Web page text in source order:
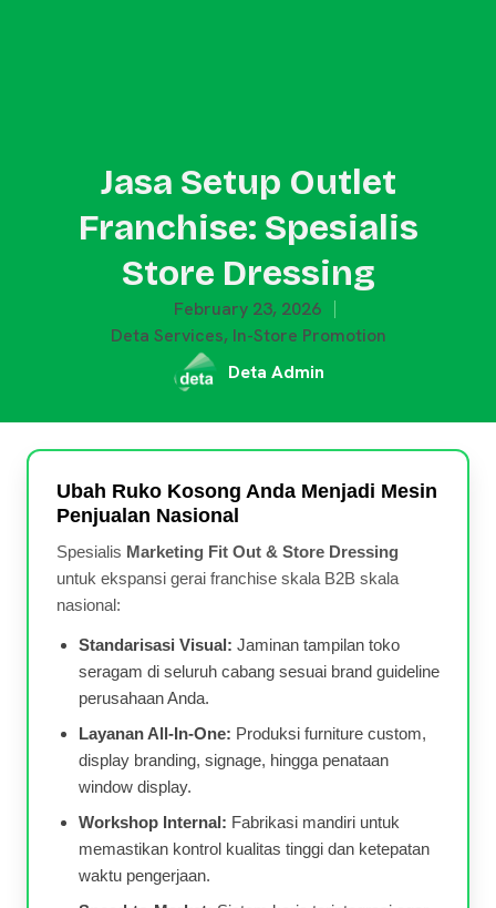
Jasa Setup Outlet
Franchise: Spesialis
Store Dressing
February 23, 2026
Deta Services, In-Store Promotion
Deta Admin
Ubah Ruko Kosong Anda Menjadi Mesin
Penjualan Nasional
Spesialis Marketing Fit Out & Store Dressing
untuk ekspansi gerai franchise skala B2B skala
nasional:
Standarisasi Visual: Jaminan tampilan toko
seragam di seluruh cabang sesuai brand guideline
perusahaan Anda.
Layanan All-In-One: Produksi furniture custom,
display branding, signage, hingga penataan
window display.
Workshop Internal: Fabrikasi mandiri untuk
memastikan kontrol kualitas tinggi dan ketepatan
waktu pengerjaan.